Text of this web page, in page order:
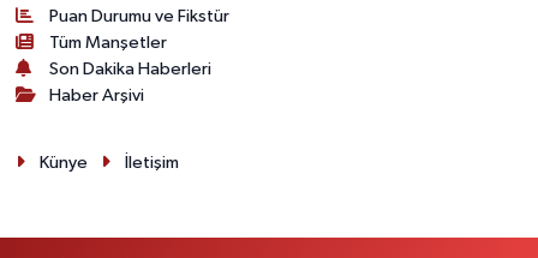
Puan Durumu ve Fikstür
Tüm Manşetler
Son Dakika Haberleri
Haber Arşivi
Künye İletişim